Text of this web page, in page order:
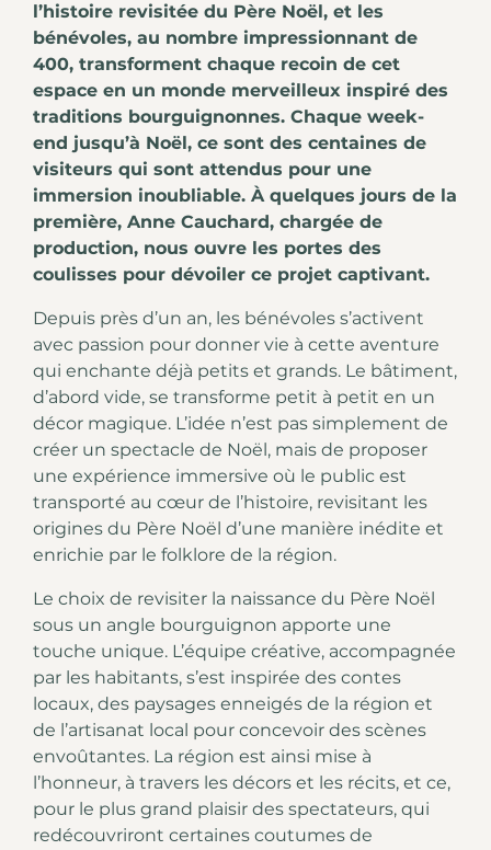
l’histoire revisitée du Père Noël, et les
bénévoles, au nombre impressionnant de
400, transforment chaque recoin de cet
espace en un monde merveilleux inspiré des
traditions bourguignonnes. Chaque week-
end jusqu’à Noël, ce sont des centaines de
visiteurs qui sont attendus pour une
immersion inoubliable. À quelques jours de la
première, Anne Cauchard, chargée de
production, nous ouvre les portes des
coulisses pour dévoiler ce projet captivant.
Depuis près d’un an, les bénévoles s’activent
avec passion pour donner vie à cette aventure
qui enchante déjà petits et grands. Le bâtiment,
d’abord vide, se transforme petit à petit en un
décor magique. L’idée n’est pas simplement de
créer un spectacle de Noël, mais de proposer
une expérience immersive où le public est
transporté au cœur de l’histoire, revisitant les
origines du Père Noël d’une manière inédite et
enrichie par le folklore de la région.
Le choix de revisiter la naissance du Père Noël
sous un angle bourguignon apporte une
touche unique. L’équipe créative, accompagnée
par les habitants, s’est inspirée des contes
locaux, des paysages enneigés de la région et
de l’artisanat local pour concevoir des scènes
envoûtantes. La région est ainsi mise à
l’honneur, à travers les décors et les récits, et ce,
pour le plus grand plaisir des spectateurs, qui
redécouvriront certaines coutumes de